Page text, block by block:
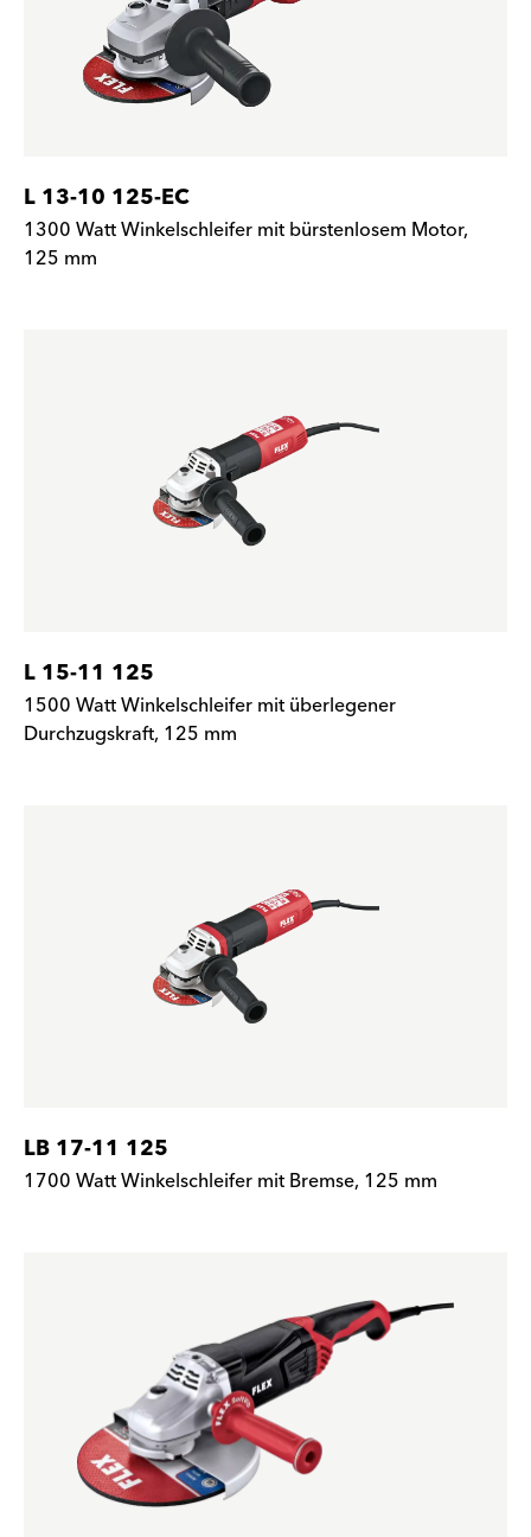
L 13-10 125-EC
1300 Watt Winkelschleifer mit bürstenlosem Motor,
125 mm
L 15-11 125
1500 Watt Winkelschleifer mit überlegener
Durchzugskraft, 125 mm
LB 17-11 125
1700 Watt Winkelschleifer mit Bremse, 125 mm